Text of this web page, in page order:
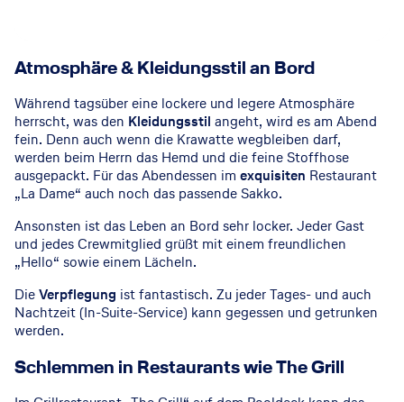
Atmosphäre & Kleidungsstil an Bord
Während tagsüber eine lockere und legere Atmosphäre
herrscht, was den Kleidungsstil angeht, wird es am Abend
fein. Denn auch wenn die Krawatte wegbleiben darf,
werden beim Herrn das Hemd und die feine Stoffhose
ausgepackt. Für das Abendessen im exquisiten Restaurant
„La Dame“ auch noch das passende Sakko.
Ansonsten ist das Leben an Bord sehr locker. Jeder Gast
und jedes Crewmitglied grüßt mit einem freundlichen
„Hello“ sowie einem Lächeln.
DieVerpflegung ist fantastisch. Zu jeder Tages- und auch
Nachtzeit (In-Suite-Service) kann gegessen und getrunken
werden.
Schlemmen in Restaurants wie The Grill